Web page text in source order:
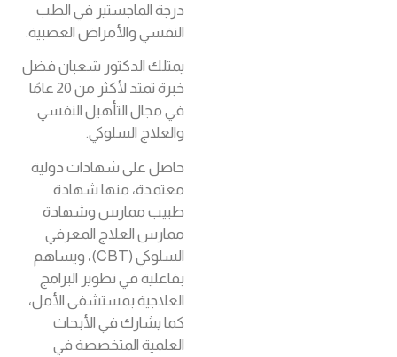
درجة الماجستير في الطب
النفسي والأمراض العصبية.
يمتلك الدكتور شعبان فضل
خبرة تمتد لأكثر من 20 عامًا
في مجال التأهيل النفسي
والعلاج السلوكي.
حاصل على شهادات دولية
معتمدة، منها شهادة
طبيب ممارس وشهادة
ممارس العلاج المعرفي
السلوكي (CBT)، ويساهم
بفاعلية في تطوير البرامج
العلاجية بمستشفى الأمل،
كما يشارك في الأبحاث
العلمية المتخصصة في